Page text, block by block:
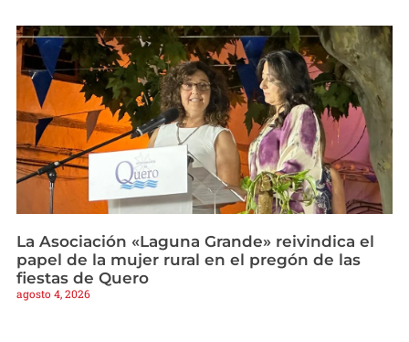
La Asociación «Laguna Grande» reivindica el
papel de la mujer rural en el pregón de las
fiestas de Quero
agosto 4, 2026